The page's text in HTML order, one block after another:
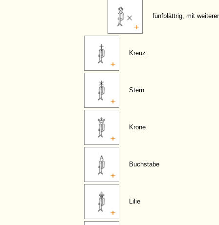
fünfblättrig, mit
Kreuz
Stern
Krone
Buchstabe
Lilie